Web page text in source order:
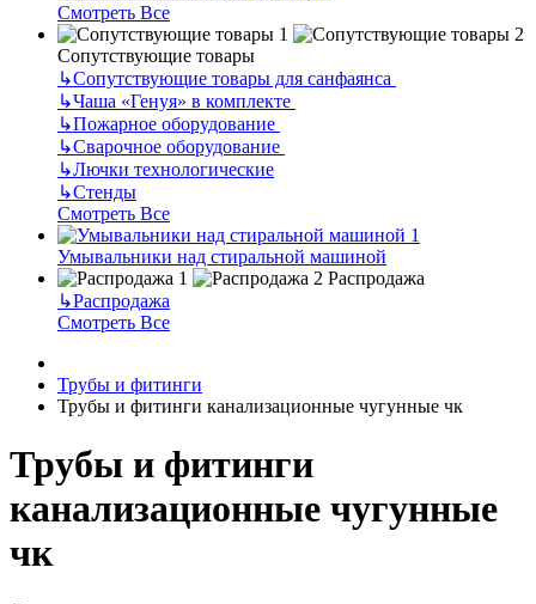
Смотреть Все
Сопутствующие товары
↳Сопутствующие товары для санфаянса
↳Чаша «Генуя» в комплекте
↳Пожарное оборудование
↳Сварочное оборудование
↳Лючки технологические
↳Стенды
Смотреть Все
Умывальники над стиральной машиной
Распродажа
↳Распродажа
Смотреть Все
Трубы и фитинги
Трубы и фитинги канализационные чугунные чк
Трубы и фитинги
канализационные чугунные
чк